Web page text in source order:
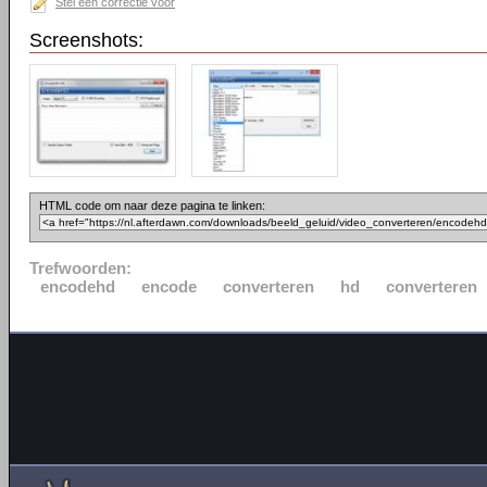
Screenshots:
HTML code om naar deze pagina te linken:
Trefwoorden:
encodehd
encode converteren hd converteren